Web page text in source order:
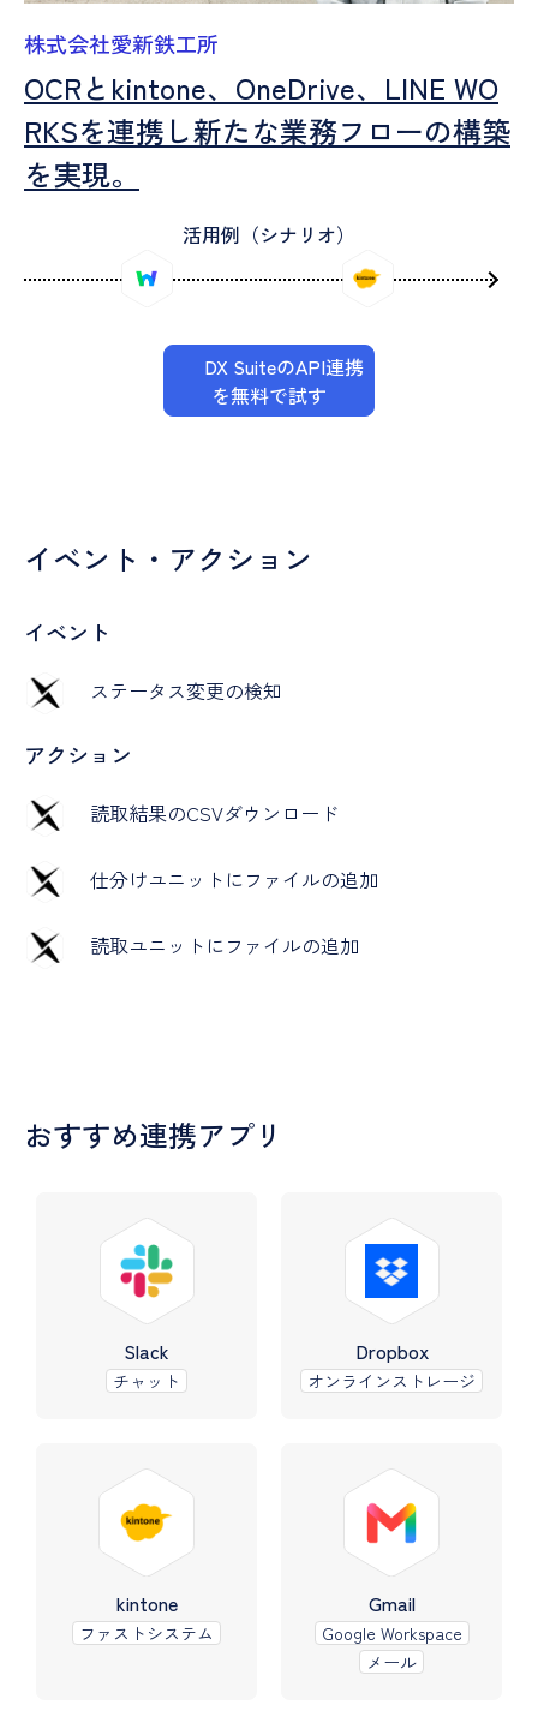
株式会社愛新鉄工所
OCRとkintone、OneDrive、LINE WO
RKSを連携し新たな業務フローの構築
を実現。
活用例（シナリオ）
DX SuiteのAPI連携
を無料で試す
イベント・アクション
イベント
ステータス変更の検知
アクション
読取結果のCSVダウンロード
仕分けユニットにファイルの追加
読取ユニットにファイルの追加
おすすめ連携アプリ
Slack
チャット
Dropbox
オンラインストレージ
kintone
ファストシステム
Gmail
Google Workspace
メール